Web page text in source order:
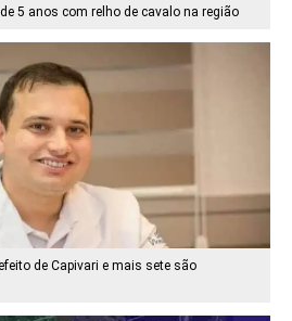
5 anos com relho de cavalo na região
de Capivari e mais sete são